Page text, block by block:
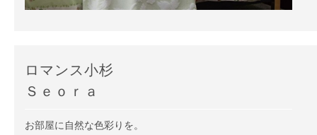
ロマンス小杉
Ｓｅｏｒａ
お部屋に自然な色彩りを。